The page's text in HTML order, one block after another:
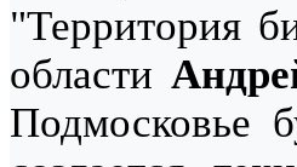
"Территория
области
Подмосковье